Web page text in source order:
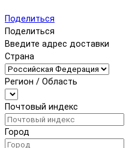
Поделиться
Поделиться
Введите адрес доставки
Страна
Регион / Область
Почтовый индекс
Город